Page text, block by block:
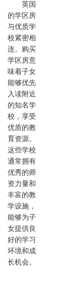
英国
的学区房
与优质学
校紧密相
连。购买
学区房意
味着子女
能够优先
入读附近
的知名学
校，享受
优质的教
育资源。
这些学校
通常拥有
优秀的师
资力量和
丰富的教
学设施，
能够为子
女提供良
好的学习
环境和成
长机会。